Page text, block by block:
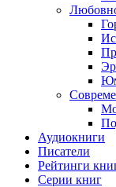
Аудиокниги
Писатели
Рейтинги
Серии книг